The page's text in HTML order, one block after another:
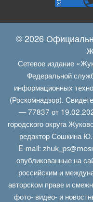
© 2026
Сетевое издание
Федеральной
информационных
(Роскомнадзор).
— 77837 от
городского округа
редактор Сошкина
E‑mail:
опубликованные на
российским и
авторском праве и
фото- видео- и